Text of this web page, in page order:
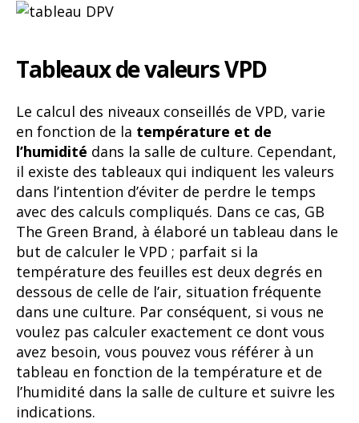
Tableaux de valeurs VPD
Le calcul des niveaux conseillés de VPD, varie
en fonction de la température et de
l’humidité dans la salle de culture. Cependant,
il existe des tableaux qui indiquent les valeurs
dans l’intention d’éviter de perdre le temps
avec des calculs compliqués. Dans ce cas, GB
The Green Brand, à élaboré un tableau dans le
but de calculer le VPD ; parfait si la
température des feuilles est deux degrés en
dessous de celle de l’air, situation fréquente
dans une culture. Par conséquent, si vous ne
voulez pas calculer exactement ce dont vous
avez besoin, vous pouvez vous référer à un
tableau en fonction de la température et de
l’humidité dans la salle de culture et suivre les
indications.